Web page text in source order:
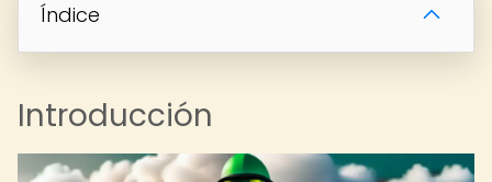
Índice
Introducción